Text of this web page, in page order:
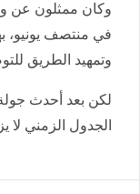
وكان ممثلون عن
وتمهيد الطريق
لكن بعد أحدث جولة
الجدول الزمني لا